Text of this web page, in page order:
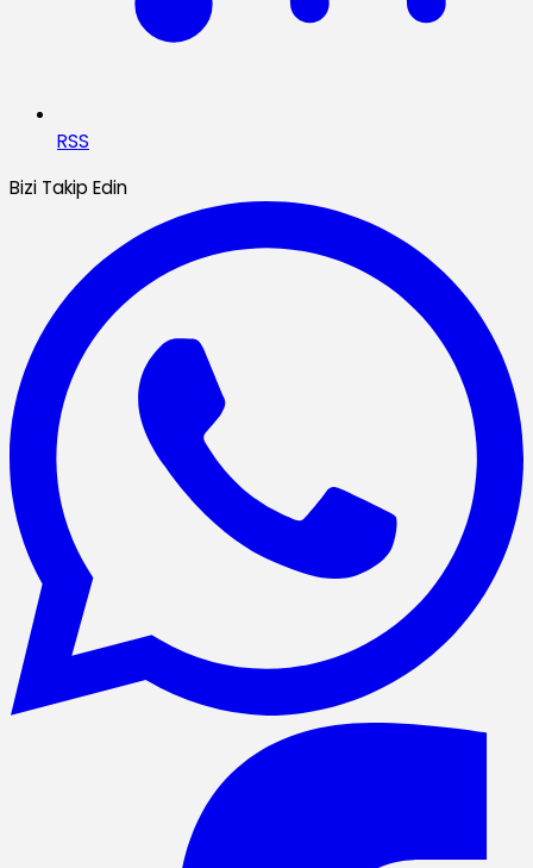
RSS
Bizi Takip Edin